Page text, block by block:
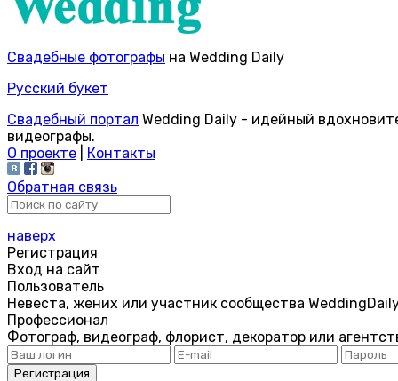
Свадебные фотографы на Wedding Daily
Русский букет
Свадебный портал Wedding Daily - идейный
видеографы.
О проекте
Контакты
Обратная связь
наверх
Регистрация
Вход на сайт
Пользователь
Невеста, жених или участник сообщества
Профессионал
Фотограф, видеограф, флорист, декоратор или